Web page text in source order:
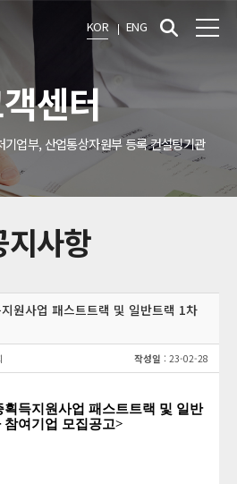
KOR ENG
센터
업부, 산업통상자원부 등록 컨설팅기관
지사항
원사업 패스트트랙 및 일반트랙 1차
작성일 : 23-02-28
득지원사업 패스트트랙 및 일반
참여기업 모집공고>